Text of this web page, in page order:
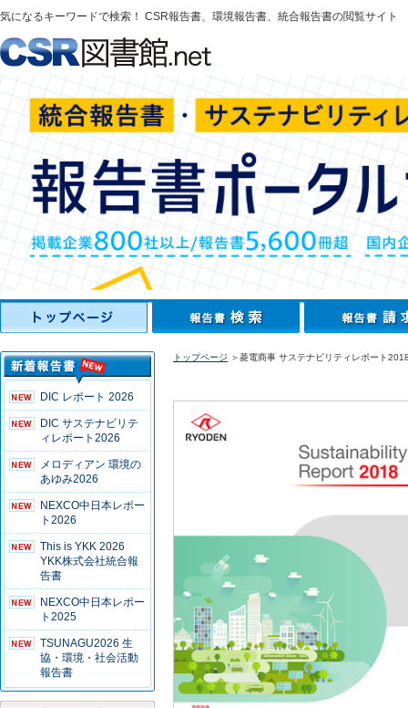
気になるキーワードで検索！ CSR報告書、環境報告書、統合報告書の閲覧サイト
DIC レポート 2026
DIC サステナビリテ
ィレポート2026
メロディアン 環境の
あゆみ2026
NEXCO中日本レポー
ト2026
This is YKK 2026
YKK株式会社統合報
告書
NEXCO中日本レポー
ト2025
TSUNAGU2026 生
協・環境・社会活動
報告書
トップページ ＞菱電商事 サステナビリティレポート